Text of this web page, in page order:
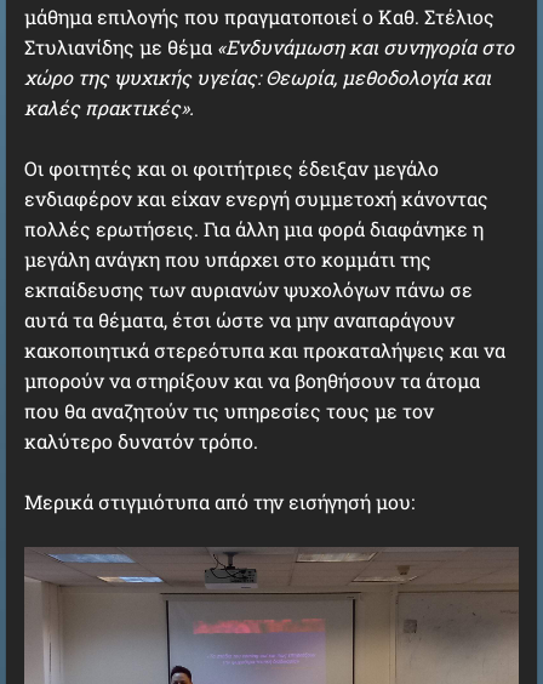
μάθημα επιλογής που πραγματοποιεί ο Καθ. Στέλιος
Στυλιανίδης με θέμα «Ενδυνάμωση και συνηγορία στο
χώρο της ψυχικής υγείας: Θεωρία, μεθοδολογία και
καλές πρακτικές».
Οι φοιτητές και οι φοιτήτριες έδειξαν μεγάλο
ενδιαφέρον και είχαν ενεργή συμμετοχή κάνοντας
πολλές ερωτήσεις. Για άλλη μια φορά διαφάνηκε η
μεγάλη ανάγκη που υπάρχει στο κομμάτι της
εκπαίδευσης των αυριανών ψυχολόγων πάνω σε
αυτά τα θέματα, έτσι ώστε να μην αναπαράγουν
κακοποιητικά στερεότυπα και προκαταλήψεις και να
μπορούν να στηρίξουν και να βοηθήσουν τα άτομα
που θα αναζητούν τις υπηρεσίες τους με τον
καλύτερο δυνατόν τρόπο.
Μερικά στιγμιότυπα από την εισήγησή μου: